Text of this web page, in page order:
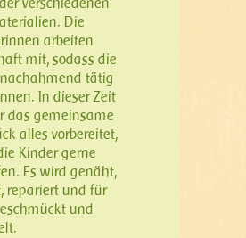
verschiedenen
Die
arbeiten
mit, sodass die
tätig
In dieser Zeit
das gemeinsame
alles vorbereitet,
Kinder gerne
Es wird genäht,
repariert und für
und